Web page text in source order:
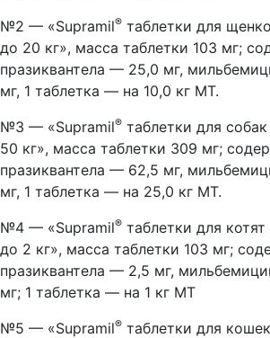
№2 — «Supramil® таблетки для
до 20 кг», масса таблетки 103 мг;
празиквантела — 25,0 мг,
мг, 1 таблетка — на 10,0 кг МТ.
№3 — «Supramil® таблетки для
50 кг», масса таблетки 309 мг;
празиквантела — 62,5 мг,
мг, 1 таблетка — на 25,0 кг МТ.
№4 — «Supramil® таблетки для
до 2 кг», масса таблетки 103 мг;
празиквантела — 2,5 мг,
мг; 1 таблетка — на 1 кг МТ
№5 — «Supramil® таблетки для